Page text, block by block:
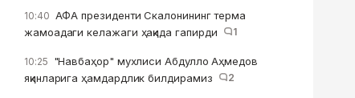
10:40 АФА президенти Скалонининг терма
жамоадаги келажаги ҳақида гапирди
1
10:25 "Навбаҳор" мухлиси Абдулло Аҳмедов
яқинларига ҳамдардлик билдирамиз
2